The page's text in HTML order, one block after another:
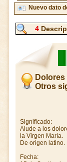
Nuevo dato
4
Dolores
Otros
Significado:
Alude a los
la Virgen María.
De origen latino.
Fecha: